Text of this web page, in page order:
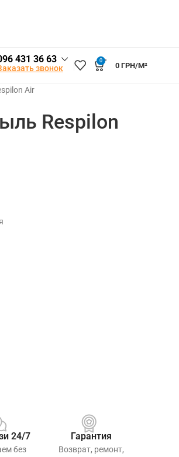
431 36 63
звонок
0
0 ГРН/М²
Air
Respilon
24/7
без
Гарантия
Возврат, ремонт,